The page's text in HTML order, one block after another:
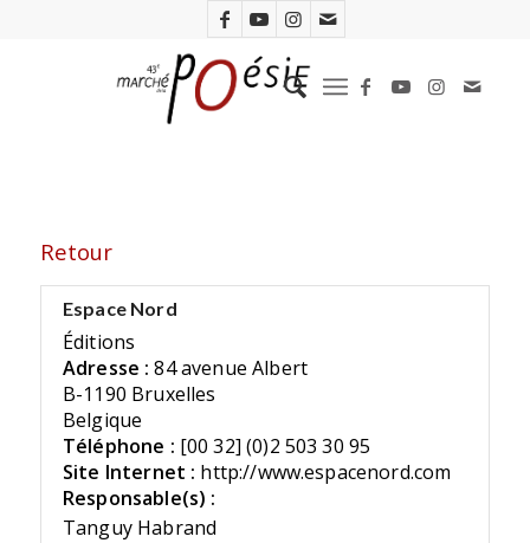
Retour
Espace Nord
Éditions
Adresse : 84 avenue Albert
B-1190 Bruxelles
Belgique
Téléphone : [00 32] (0)2 503 30 95
Site Internet : http://www.espacenord.com
Responsable(s) :
Tanguy Habrand